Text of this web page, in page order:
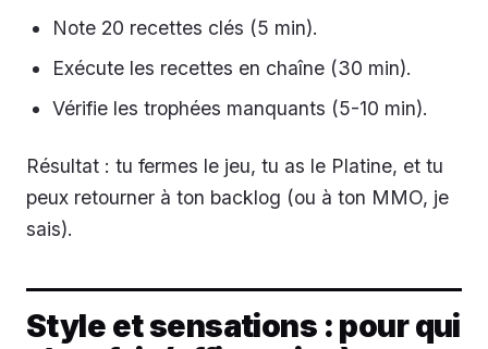
Note 20 recettes clés (5 min).
Exécute les recettes en chaîne (30 min).
Vérifie les trophées manquants (5-10 min).
Résultat : tu fermes le jeu, tu as le Platine, et tu
peux retourner à ton backlog (ou à ton MMO, je
sais).
Style et sensations : pour qui